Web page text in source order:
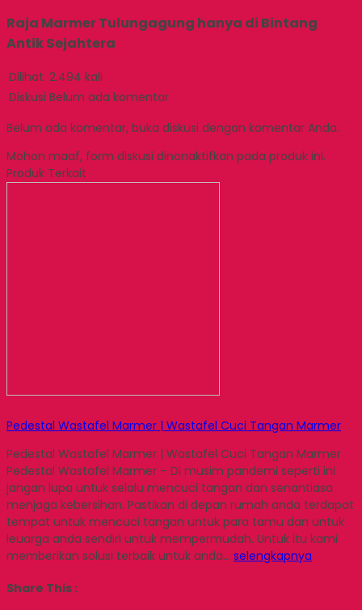
Raja Marmer Tulungagung hanya di Bintang
Antik Sejahtera
Dilihat 2.494 kali
Diskusi Belum ada komentar
Belum ada komentar, buka diskusi dengan komentar Anda.
Mohon maaf, form diskusi dinonaktifkan pada produk ini.
Produk Terkait
Pedestal Wastafel Marmer | Wastafel Cuci Tangan Marmer
Pedestal Wastafel Marmer | Wastafel Cuci Tangan Marmer
Pedestal Wastafel Marmer – Di musim pandemi seperti ini
jangan lupa untuk selalu mencuci tangan dan senantiasa
menjaga kebersihan. Pastikan di depan rumah anda terdapat
tempat untuk mencuci tangan untuk para tamu dan untuk
leuarga anda sendiri untuk mempermudah. Untuk itu kami
memberikan solusi terbaik untuk anda… selengkapnya
Share This :